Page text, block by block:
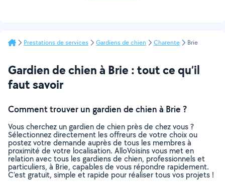
Prestations de services Gardiens de chien Charente Brie
Gardien de chien à Brie : tout ce qu’il
faut savoir
Comment trouver un gardien de chien à Brie ?
Vous cherchez un gardien de chien près de chez vous ?
Sélectionnez directement les offreurs de votre choix ou
postez votre demande auprès de tous les membres à
proximité de votre localisation. AlloVoisins vous met en
relation avec tous les gardiens de chien, professionnels et
particuliers, à Brie, capables de vous répondre rapidement.
C’est gratuit, simple et rapide pour réaliser tous vos projets !